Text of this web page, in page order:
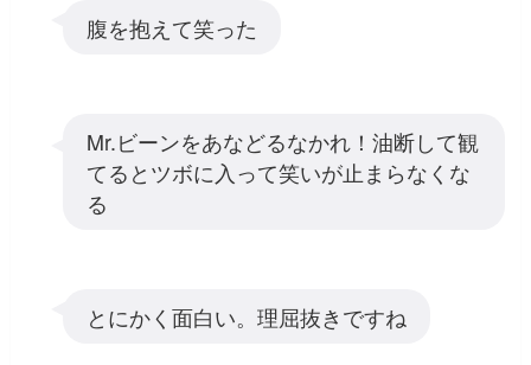
腹を抱えて笑った
Mr.ビーンをあなどるなかれ！油断して観
てるとツボに入って笑いが止まらなくな
る
とにかく面白い。理屈抜きですね